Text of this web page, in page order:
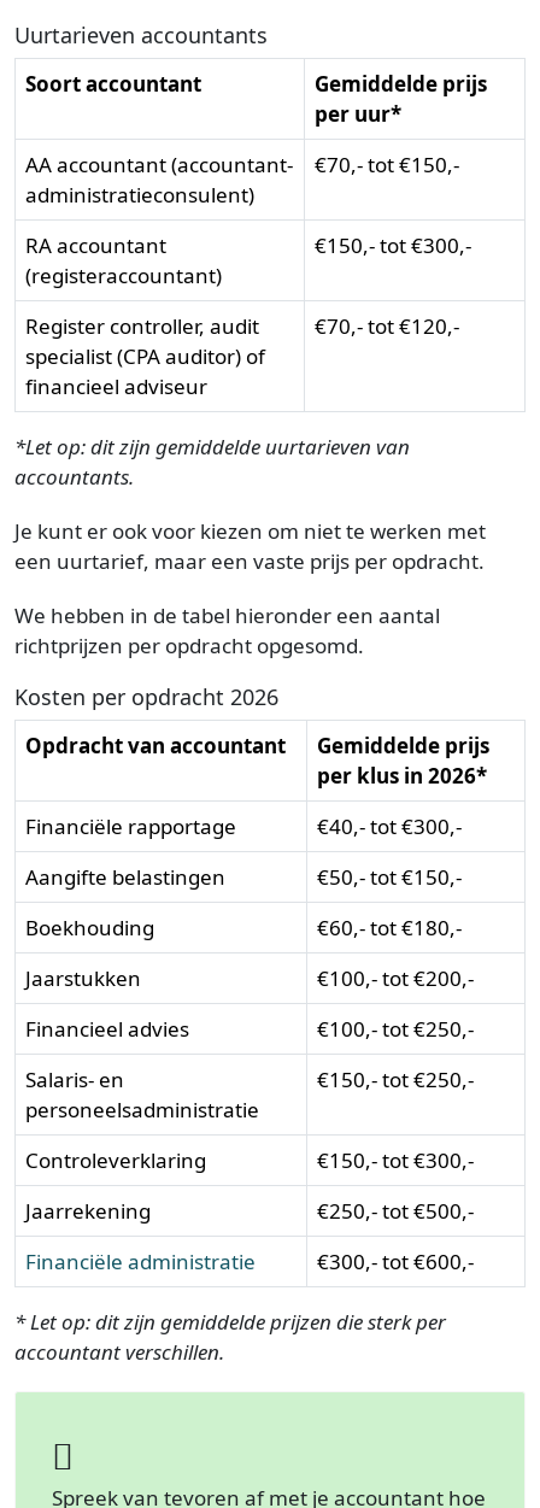
Uurtarieven accountants
Soort accountant
Gemiddelde prijs
per uur*
AA accountant (accountant-
administratieconsulent)
€70,- tot €150,-
RA accountant
(registeraccountant)
€150,- tot €300,-
Register controller, audit
specialist (CPA auditor) of
financieel adviseur
€70,- tot €120,-
*Let op: dit zijn gemiddelde uurtarieven van
accountants.
Je kunt er ook voor kiezen om niet te werken met
een uurtarief, maar een vaste prijs per opdracht.
We hebben in de tabel hieronder een aantal
richtprijzen per opdracht opgesomd.
Kosten per opdracht 2026
Opdracht van accountant
Gemiddelde prijs
per klus in 2026*
Financiële rapportage
€40,- tot €300,-
Aangifte belastingen
€50,- tot €150,-
Boekhouding
€60,- tot €180,-
Jaarstukken
€100,- tot €200,-
Financieel advies
€100,- tot €250,-
Salaris- en
personeelsadministratie
€150,- tot €250,-
Controleverklaring
€150,- tot €300,-
Jaarrekening
€250,- tot €500,-
Financiële administratie
€300,- tot €600,-
* Let op: dit zijn gemiddelde prijzen die sterk per
accountant verschillen.
Spreek van tevoren af met je accountant hoe